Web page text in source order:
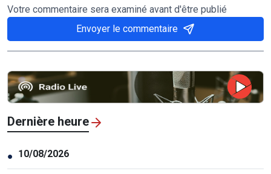
Votre commentaire sera examiné avant d'être publié
Envoyer le commentaire
Dernière heure
● 10/08/2026